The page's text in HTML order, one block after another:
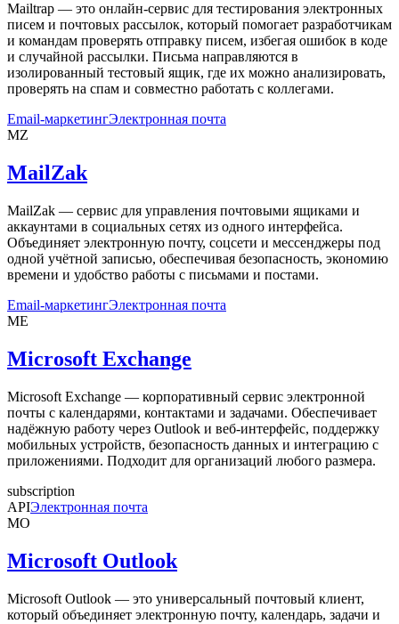
Mailtrap — это онлайн-сервис для тестирования электронных
писем и почтовых рассылок, который помогает разработчикам
и командам проверять отправку писем, избегая ошибок в коде
и случайной рассылки. Письма направляются в
изолированный тестовый ящик, где их можно анализировать,
проверять на спам и совместно работать с коллегами.
Email-маркетингЭлектронная почта
MZ
MailZak
MailZak — сервис для управления почтовыми ящиками и
аккаунтами в социальных сетях из одного интерфейса.
Объединяет электронную почту, соцсети и мессенджеры под
одной учётной записью, обеспечивая безопасность, экономию
времени и удобство работы с письмами и постами.
Email-маркетингЭлектронная почта
ME
Microsoft Exchange
Microsoft Exchange — корпоративный сервис электронной
почты с календарями, контактами и задачами. Обеспечивает
надёжную работу через Outlook и веб-интерфейс, поддержку
мобильных устройств, безопасность данных и интеграцию с
приложениями. Подходит для организаций любого размера.
subscription
APIЭлектронная почта
MO
Microsoft Outlook
Microsoft Outlook — это универсальный почтовый клиент,
который объединяет электронную почту, календарь, задачи и